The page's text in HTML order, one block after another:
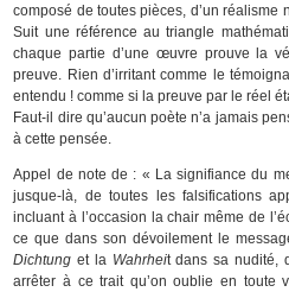
composé de toutes pièces, d’un réalisme
Suit une référence au triangle
chaque partie d’une œuvre prouve la
preuve. Rien d’irritant comme le
entendu ! comme si la preuve par le réel
Faut-il dire qu’aucun poète n’a jamais
à cette pensée.
Appel de note de : « La signifiance du
jusque-là, de toutes les falsifications
incluant à l’occasion la chair même de
ce que dans son dévoilement le
Dichtung et la Wahrheit dans sa nudité,
arrêter à ce trait qu’on oublie en toute